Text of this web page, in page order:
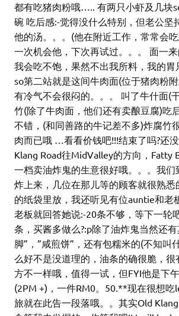
都有吃猪肉粉哦….. 有两只小虾及几块
碗 吃后感:-觉得没什么特别，但老公坚
他的汤。。。(他在附近工作，常常会
一次机会他，下次再试过。。。 面一
我会吃不饱，果然不出我所料，我的胃
so第二站就是这间牛肉面(位于猪肉粉
有冷气不会很闷的。。。 叫了牛什面(
竹(除了牛肉面，他们还有卖酿豆腐)吃
不错，(和同善路的牛记差不多)炸腐竹
肉而已哦 …看看价钱吧!!!结束了吗?还
Klang Road往MidValley的方向，Fatty
一档卖油炸鬼的生意很好哦。。。我们
炸上来，几位在那儿等的顾客就很熟悉
的纸袋里放，我还听见有位auntie和老
老板就回答她说:-20条不够，等下一轮
条，买酱多做么?:p除了油炸鬼当然还
脚”，”咸煎饼”，还有包糯米的(不知叫
么好不是没道理的，油条的确很脆，
方不一样哦，值得一试，但FYI他是下
(2PM +)，一件RM0。50.**现在很想
旅就在此告一段落哦。。其实Old